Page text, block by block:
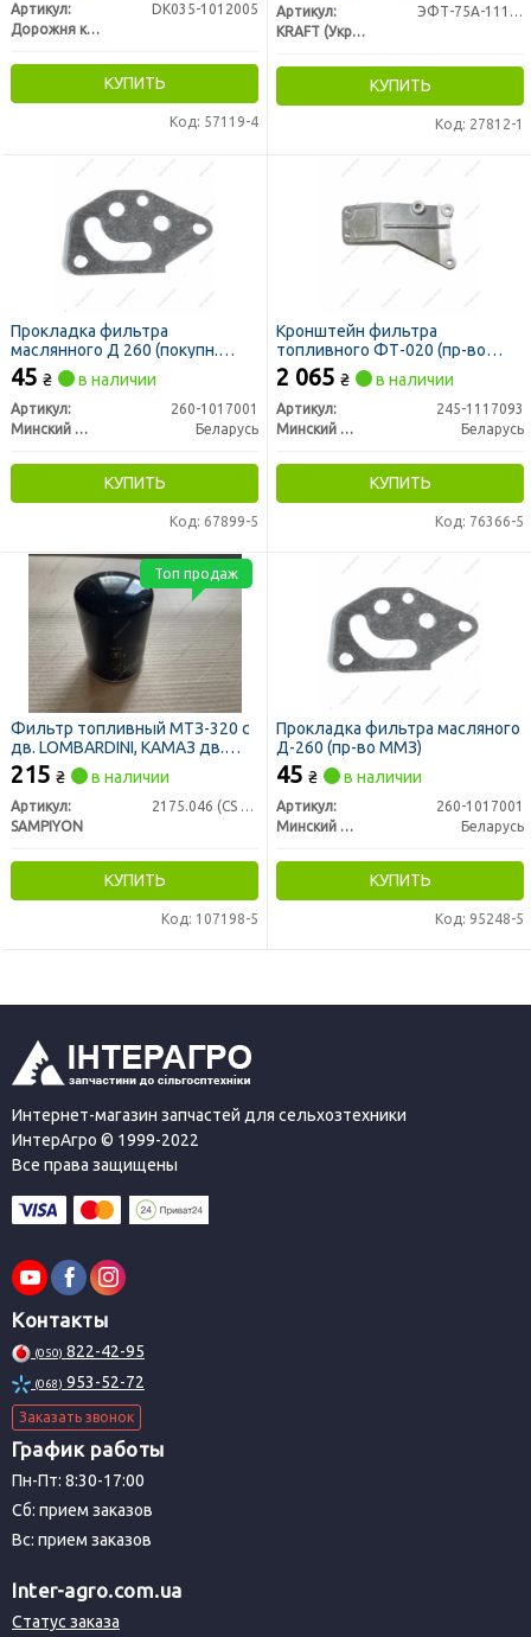
Артикул:
DK035-1012005
Дорожня карта
КУПИТЬ
Код: 57119-4
Артикул:
ЭФТ-75А-1117040
KRAFT (Украина)
КУПИТЬ
Код: 27812-1
Прокладка фильтра
маслянного Д 260 (покупн.
ММЗ)
45 ₴ в наличии
Артикул:
260-1017001
Минский Моторный Завод
Беларусь
КУПИТЬ
Код: 67899-5
Кронштейн фильтра
топливного ФТ-020 (пр-во
ММЗ)
2 065 ₴ в наличии
Артикул:
245-1117093
Минский Моторный Завод
Беларусь
КУПИТЬ
Код: 76366-5
Фильтр топливный МТЗ-320 с
дв. LOMBARDINI, КАМАЗ дв.
Cummins, KC6 KC24 RVI, SCANIA,
VOLVO (SAMPIYON)
215 ₴ в наличии
Артикул:
2175.046 (CS 1430 M)
SAMPIYON
КУПИТЬ
Код: 107198-5
Топ продаж
Прокладка фильтра масляного
Д-260 (пр-во ММЗ)
45 ₴ в наличии
Артикул:
260-1017001
Минский Моторный Завод
Беларусь
КУПИТЬ
Код: 95248-5
Интернет-магазин запчастей для сельхозтехники
ИнтерАгро © 1999-2022
Все права защищены
Контакты
(050) 822-42-95
(068) 953-52-72
Заказать звонок
График работы
Пн-Пт: 8:30-17:00
Сб: прием заказов
Вс: прием заказов
Inter-agro.com.ua
Статус заказа